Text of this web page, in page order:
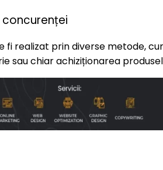
fi realizat prin diverse metode,
sau chiar achiziționarea